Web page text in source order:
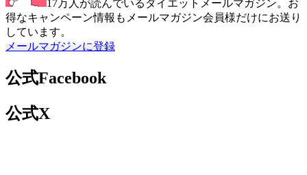
17万人が読んでいるダイエットメールマガジン。お
得なキャンペーン情報もメールマガジン会員様だけにお送り
しています。
メールマガジンに登録
公式Facebook
公式X